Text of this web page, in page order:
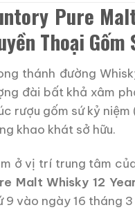
Pure
Thoại Gốm
thánh đường
đài bất khả xâm
rượu gốm sứ kỷ
khao khát sở hữu.
ở vị trí trung tâm
Malt Whisky 12
9 vào ngày 16 tháng